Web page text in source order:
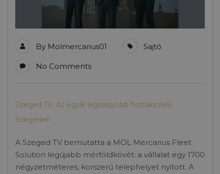
By Molmercarius01 Sajtó
No Comments
Szeged TV: Az egyik legnagyobb flottakezelő
Szegeden
A Szeged TV bemutatta a MOL Mercarius Fleet
Solution legújabb mérföldkövét: a vállalat egy 1700
négyzetméteres, korszerű telephelyet nyitott. A